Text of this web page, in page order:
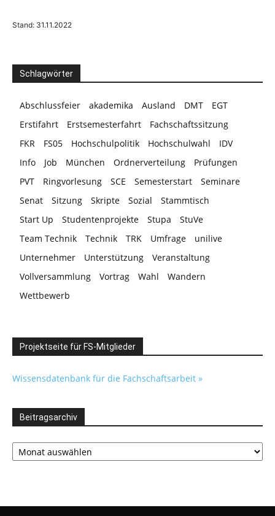
Stand: 31.11.2022
Schlagwörter
Abschlussfeier akademika Ausland DMT
EGT
Erstifahrt
Erstsemesterfahrt
Fachschaftssitzung
FKR
FS05 Hochschulpolitik Hochschulwahl
IDV
Info
Job München Ordnerverteilung
Prüfungen
PVT
Ringvorlesung SCE Semesterstart
Seminare
Senat
Sitzung Skripte Sozial
Stammtisch
Start Up
Studentenprojekte Stupa
StuVe
Team Technik
Technik TRK Umfrage
unilive
Unternehmer
Unterstützung
Veranstaltung
Vollversammlung
Vortrag Wahl
Wandern
Wettbewerb
Projektseite für FS-Mitglieder
Wissensdatenbank für die Fachschaftsarbeit »
Beitragsarchiv
Beitragsarchiv